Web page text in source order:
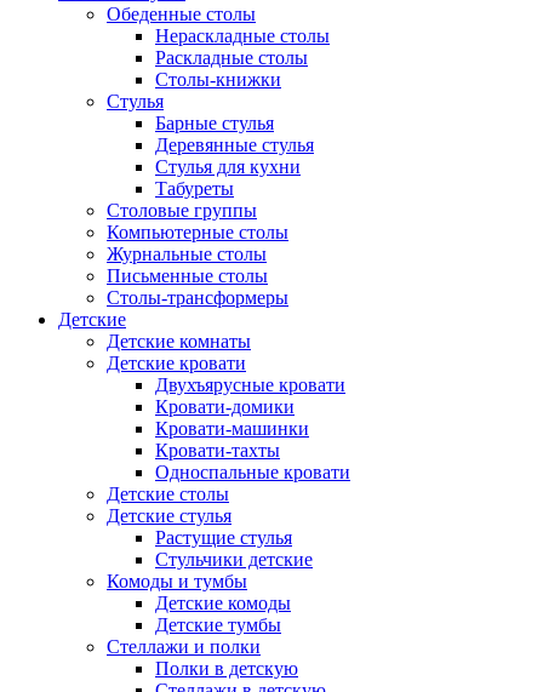
Обеденные столы
Нераскладные столы
Раскладные столы
Столы-книжки
Стулья
Барные стулья
Деревянные стулья
Стулья для кухни
Табуреты
Столовые группы
Компьютерные столы
Журнальные столы
Письменные столы
Столы-трансформеры
Детские
Детские комнаты
Детские кровати
Двухъярусные кровати
Кровати-домики
Кровати-машинки
Кровати-тахты
Односпальные кровати
Детские столы
Детские стулья
Растущие стулья
Стульчики детские
Комоды и тумбы
Детские комоды
Детские тумбы
Стеллажи и полки
Полки в детскую